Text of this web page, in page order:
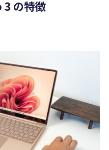
の特徴